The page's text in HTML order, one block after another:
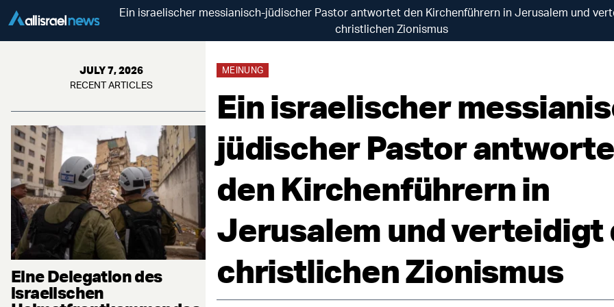
Ein israelischer messianisch-jüdischer Pastor antwortet den Kirchenführern in Jerusalem und
christlichen Zionismus
JULY 7, 2026
RECENT ARTICLES
Eine Delegation des
israelischen
MEINUNG
Ein israelischer
jüdischer Pastor
den Kirchenführern in
Jerusalem und verteidigt
christlichen Zionismus